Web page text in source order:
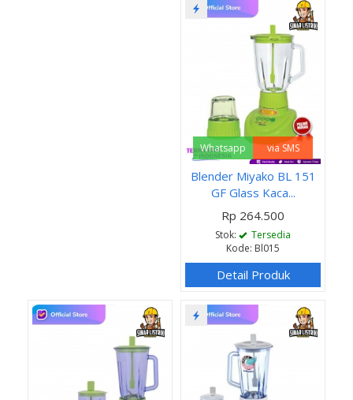
Whatsapp via SMS
Blender Miyako BL 151
GF Glass Kaca...
Rp 264.500
Stok:
Tersedia
Kode: Bl015
Detail Produk